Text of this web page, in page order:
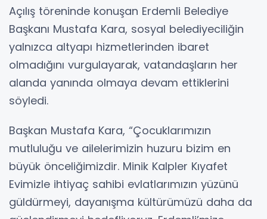
Açılış töreninde konuşan Erdemli Belediye
Başkanı Mustafa Kara, sosyal belediyeciliğin
yalnızca altyapı hizmetlerinden ibaret
olmadığını vurgulayarak, vatandaşların her
alanda yanında olmaya devam ettiklerini
söyledi.
Başkan Mustafa Kara, “Çocuklarımızın
mutluluğu ve ailelerimizin huzuru bizim en
büyük önceliğimizdir. Minik Kalpler Kıyafet
Evimizle ihtiyaç sahibi evlatlarımızın yüzünü
güldürmeyi, dayanışma kültürümüzü daha da